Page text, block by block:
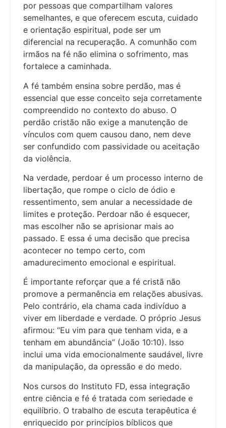
por pessoas que compartilham valores
semelhantes, e que oferecem escuta, cuidado
e orientação espiritual, pode ser um
diferencial na recuperação. A comunhão com
irmãos na fé não elimina o sofrimento, mas
fortalece a caminhada.
A fé também ensina sobre perdão, mas é
essencial que esse conceito seja corretamente
compreendido no contexto do abuso. O
perdão cristão não exige a manutenção de
vínculos com quem causou dano, nem deve
ser confundido com passividade ou aceitação
da violência.
Na verdade, perdoar é um processo interno de
libertação, que rompe o ciclo de ódio e
ressentimento, sem anular a necessidade de
limites e proteção. Perdoar não é esquecer,
mas escolher não se aprisionar mais ao
passado. E essa é uma decisão que precisa
acontecer no tempo certo, com
amadurecimento emocional e espiritual.
É importante reforçar que a fé cristã não
promove a permanência em relações abusivas.
Pelo contrário, ela chama cada indivíduo a
viver em liberdade e verdade. O próprio Jesus
afirmou: “Eu vim para que tenham vida, e a
tenham em abundância” (João 10:10). Isso
inclui uma vida emocionalmente saudável, livre
da manipulação, da opressão e do medo.
Nos cursos do Instituto FD, essa integração
entre ciência e fé é tratada com seriedade e
equilíbrio. O trabalho de escuta terapêutica é
enriquecido por princípios bíblicos que